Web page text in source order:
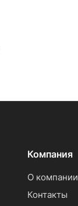
Компания
О компании
Контакты